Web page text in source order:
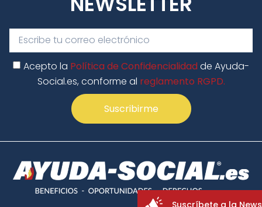
Acepto la Política de Confidencialidad de Ayuda-
Social.es, conforme al reglamento RGPD.
Suscribirme
Suscríbete a la